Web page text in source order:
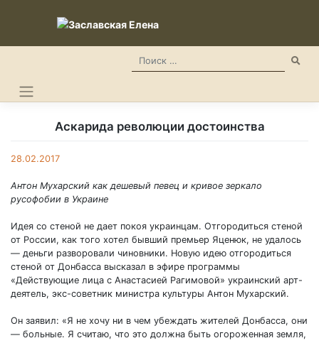
Аскарида революции достоинства
28.02.2017
Антон Мухарский как дешевый певец и кривое зеркало
русофобии в Украине
Идея со стеной не дает покоя украинцам. Отгородиться стеной
от России, как того хотел бывший премьер Яценюк, не удалось
— деньги разворовали чиновники. Новую идею отгородиться
стеной от Донбасса высказал в эфире программы
«Действующие лица с Анастасией Рагимовой» украинский арт-
деятель, экс-советник министра культуры Антон Мухарский.
Он заявил: «Я не хочу ни в чем убеждать жителей Донбасса, они
— больные. Я считаю, что это должна быть огороженная земля,